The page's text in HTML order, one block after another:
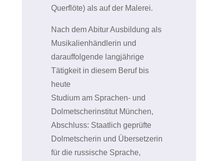
Querflöte) als auf der Malerei.
Nach dem Abitur Ausbildung als
Musikalienhändlerin und
darauffolgende langjährige
Tätigkeit in diesem Beruf bis
heute
Studium am Sprachen- und
Dolmetscherinstitut München,
Abschluss: Staatlich geprüfte
Dolmetscherin und Übersetzerin
für die russische Sprache,